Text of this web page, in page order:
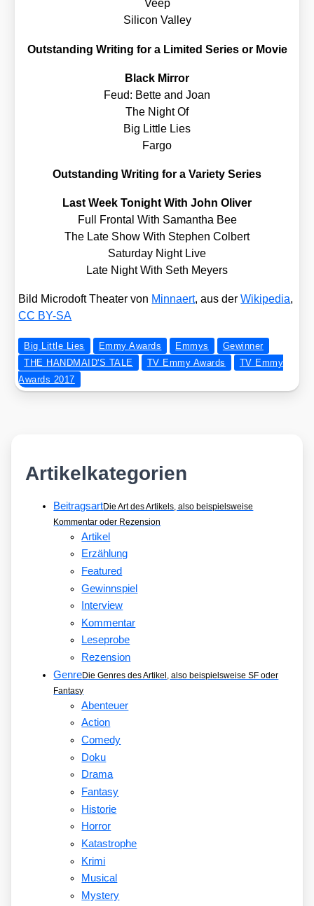
Veep
Sili­con Val­ley
Out­stan­ding Wri­ting for a Limi­t­ed Series or Movie
Black Mir­ror
Feud: Bet­te and Joan
The Night Of
Big Litt­le Lies
Far­go
Out­stan­ding Wri­ting for a Varie­ty Series
Last Week Tonight With John Oli­ver
Full Fron­tal With Saman­tha Bee
The Late Show With Ste­phen Col­bert
Satur­day Night Live
Late Night With Seth Mey­ers
Bild Micro­doft Thea­ter von Min­naert, aus derWiki­pe­dia,
CC BY-SA
Big Little Lies Emmy Awards Emmys
Gewinner
THE HANDMAID'S TALE
TV Emmy Awards
TV Emmy
Awards 2017
Artikelkategorien
BeitragsartDie Art des Artikels, also beispielsweise
Kommentar oder Rezension
Artikel
Erzählung
Featured
Gewinnspiel
Interview
Kommentar
Leseprobe
Rezension
GenreDie Genres des Artikel, also beispielsweise SF oder
Fantasy
Abenteuer
Action
Comedy
Doku
Drama
Fantasy
Historie
Horror
Katastrophe
Krimi
Musical
Mystery